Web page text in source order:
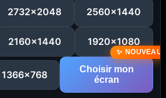
2732x2048 2560x1440
2160x1440 1920x1080
1366x768
Choisir mon
écran